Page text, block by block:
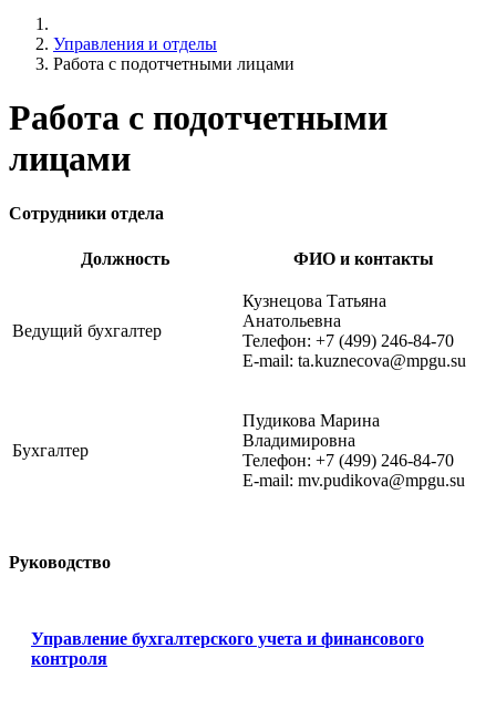
Управления и отделы
Работа с подотчетными лицами
Работа с подотчетными
лицами
Сотрудники отдела
Должность ФИО и контакты
Ведущий бухгалтер
Кузнецова Татьяна
Анатольевна
Телефон: +7 (499) 246-84-70
E-mail: ta.kuznecova@mpgu.su
Бухгалтер
Пудикова Марина
Владимировна
Телефон: +7 (499) 246-84-70
E-mail: mv.pudikova@mpgu.su
Руководство
Управление бухгалтерского учета и финансового
контроля